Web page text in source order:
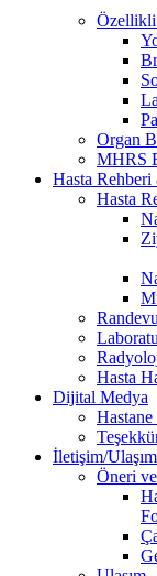
Organ
MHRS
Hasta
Hasta
Hasta
Dijital Medya
İletişim/Ulaşım
Öneri